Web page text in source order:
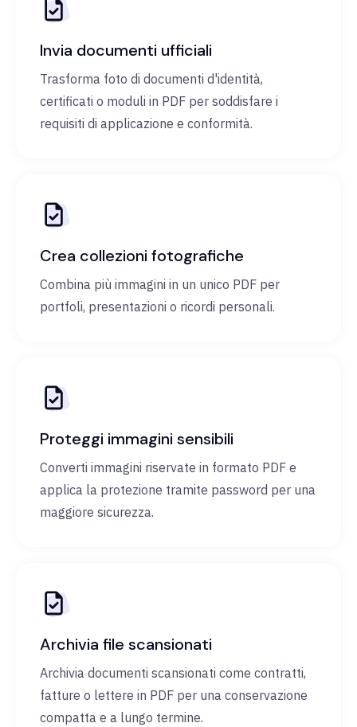
Invia documenti ufficiali
Trasforma foto di documenti d'identità,
certificati o moduli in PDF per soddisfare i
requisiti di applicazione e conformità.
Crea collezioni fotografiche
Combina più immagini in un unico PDF per
portfoli, presentazioni o ricordi personali.
Proteggi immagini sensibili
Converti immagini riservate in formato PDF e
applica la protezione tramite password per una
maggiore sicurezza.
Archivia file scansionati
Archivia documenti scansionati come contratti,
fatture o lettere in PDF per una conservazione
compatta e a lungo termine.